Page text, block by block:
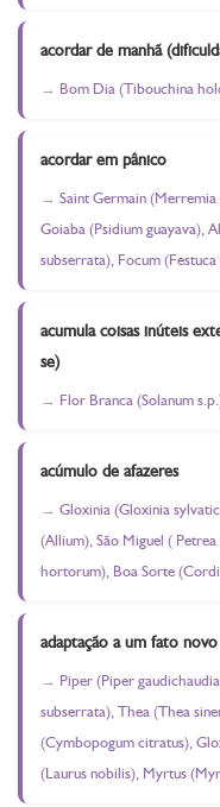
acordar de manhã
Bom Dia (Tibouchina
acordar em pânico
Saint Germain
Goiaba (Psidium guayava),
subserrata), Focum
acumula coisas inúteis
se)
Flor Branca (Solanum
acúmulo de afazeres
Gloxinia (Gloxinia
(Allium), São Miguel (
hortorum), Boa Sorte
adaptação a um fato novo
Piper (Piper
subserrata), Thea (Thea
(Cymbopogum citratus),
(Laurus nobilis), Myrtus